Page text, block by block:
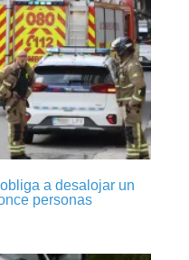
a desalojar un
personas